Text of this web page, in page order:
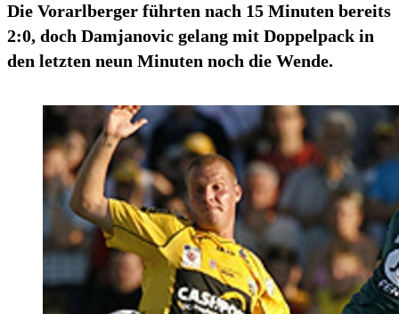
Die Vorarlberger führten nach 15 Minuten bereits
2:0, doch Damjanovic gelang mit Doppelpack in
den letzten neun Minuten noch die Wende.